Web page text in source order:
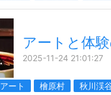
アートと体
2025-11-24 21:01:27
アート 檜原村 秋川渓